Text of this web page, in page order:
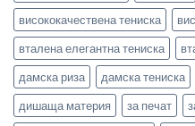
висококачествена тениска
вталена елегантна тениска
дамска риза
дамска тениска
дишаща материя
за печат